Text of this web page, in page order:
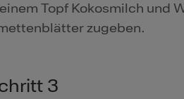
Topf Kokosmilch und
zugeben.
3